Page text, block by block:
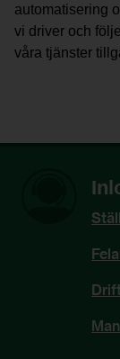
automatisering
vi driver och
våra tjänster